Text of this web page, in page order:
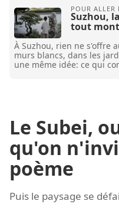
Suzhou,
tout
À Suzhou, rien ne s'offre
murs blancs, dans les
une même idée: ce qui
Le Subei,
qu'on
poème
Puis le paysage se